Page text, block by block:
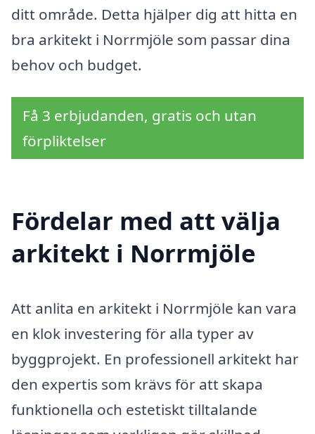
ditt område. Detta hjälper dig att hitta en
bra arkitekt i Norrmjöle som passar dina
behov och budget.
Få 3 erbjudanden, gratis och utan
förpliktelser
Fördelar med att välja
arkitekt i Norrmjöle
Att anlita en arkitekt i Norrmjöle kan vara
en klok investering för alla typer av
byggprojekt. En professionell arkitekt har
den expertis som krävs för att skapa
funktionella och estetiskt tilltalande